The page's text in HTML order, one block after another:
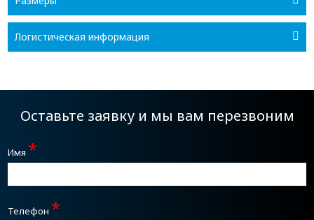
Логистическая информация
Оставьте заявку и мы вам перезвоним
Имя *
Телефон *